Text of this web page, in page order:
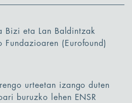
Bizi eta Lan Baldintzak
Fundazioaren (Eurofound)
urteetan izango duten
buruzko lehen ENSR